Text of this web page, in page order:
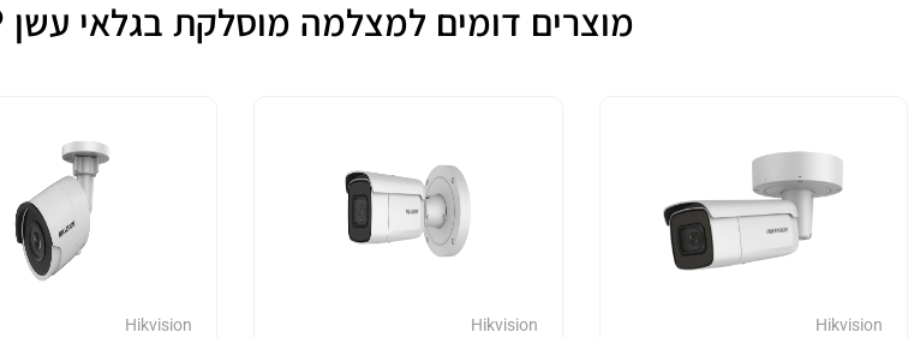
מוצרים דומים למצלמה מוסלקת בגלאי עשן AHD 2MP
Hikvision
Hikvision
Hikvision